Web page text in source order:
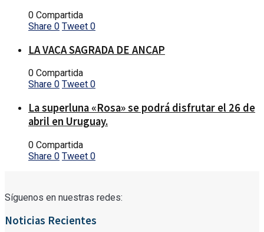
0 Compartida
Share 0 Tweet 0
LA VACA SAGRADA DE ANCAP
0 Compartida
Share 0 Tweet 0
La superluna «Rosa» se podrá disfrutar el 26 de
abril en Uruguay.
0 Compartida
Share 0 Tweet 0
Síguenos en nuestras redes:
Noticias Recientes